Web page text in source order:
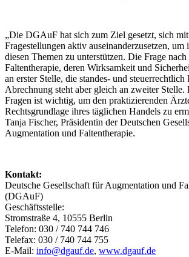
„Die DGAuF hat sich zum Ziel gesetzt, sich
Fragestellungen aktiv auseinanderzusetzen,
diesen Themen zu unterstützen. Die Frage
Faltentherapie, deren Wirksamkeit und
an erster Stelle, die standes- und steuerrechtlich
Abrechnung steht aber gleich an zweiter
Fragen ist wichtig, um den praktizierenden
Rechtsgrundlage ihres täglichen Handels zu
Tanja Fischer, Präsidentin der Deutschen
Augmentation und Faltentherapie.
Kontakt:
Deutsche Gesellschaft für Augmentation und
(DGAuF)
Geschäftsstelle:
Stromstraße 4, 10555 Berlin
Telefon: 030 / 740 744 746
Telefax: 030 / 740 744 755
E-Mail: info@dgauf.de, www.dgauf.de